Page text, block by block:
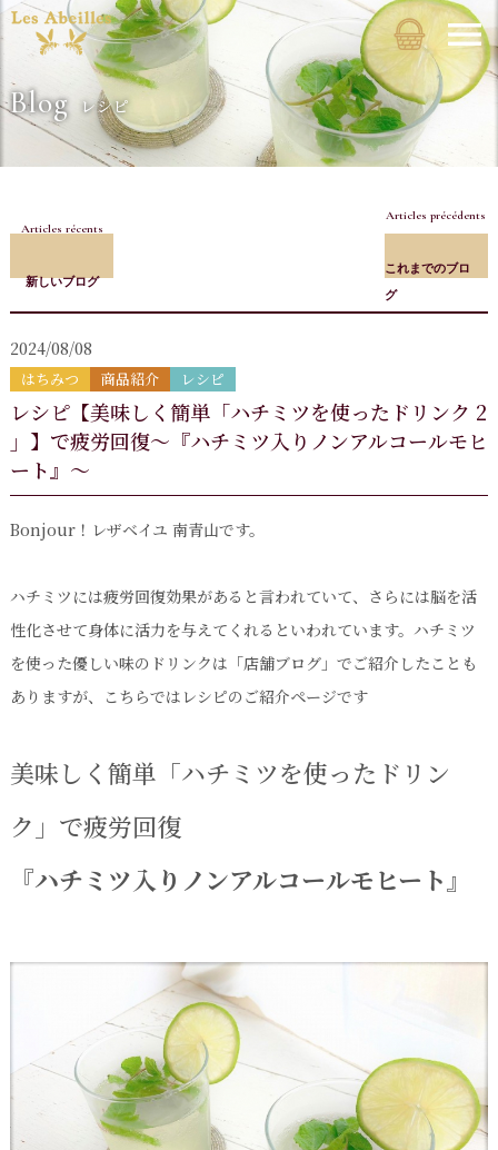
Blog レシピ
Articles récents
新しいブログ
Articles précédents
これまでのブロ
グ
2024/08/08
はちみつ 商品紹介 レシピ
レシピ【美味しく簡単「ハチミツを使ったドリンク 2
」】で疲労回復～『ハチミツ入りノンアルコールモヒ
ート』～
Bonjour！レザベイユ 南青山です。
ハチミツには疲労回復効果があると言われていて、さらには脳を活
性化させて身体に活力を与えてくれるといわれています。ハチミツ
を使った優しい味のドリンクは「店舗ブログ」でご紹介したことも
ありますが、こちらではレシピのご紹介ページです
美味しく簡単「ハチミツを使ったドリン
ク」で疲労回復
『ハチミツ入りノンアルコールモヒート』